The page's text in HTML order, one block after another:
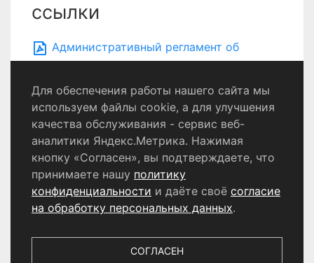
ссылки
Административный регламент об
организации сбора вторичных ресурсов
Политика конфиденциальности
Согласие на обработку персональных данных
© 2024 - 2026 Сетевое издание «Информационный
портал Щёлково». Свидетельство о регистрации СМИ
Выдано Федеральной службой по надзору в сфере
связи, информационных технологий и массовых
Для обеспечения работы нашего сайта мы
используем файлы cookie, а для улучшения
качества обслуживания - сервис веб-
аналитики Яндекс.Метрика. Нажимая
кнопку «Согласен», вы подтверждаете, что
принимаете нашу политику
конфиденциальности и даёте своё согласие
на обработку персональных данных.
СОГЛАСЕН